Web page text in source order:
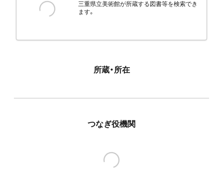
三重県立美術館が所蔵する図書等を検索でき
ます。
所蔵・所在
つなぎ役機関